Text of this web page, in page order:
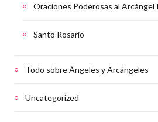
Oraciones Poderosas al Arcángel
Santo Rosario
Todo sobre Ángeles y Arcángeles
Uncategorized